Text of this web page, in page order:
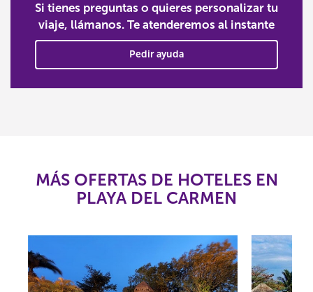
Si tienes preguntas o quieres personalizar tu
viaje, llámanos. Te atenderemos al instante
Pedir ayuda
MÁS OFERTAS DE HOTELES EN
PLAYA DEL CARMEN